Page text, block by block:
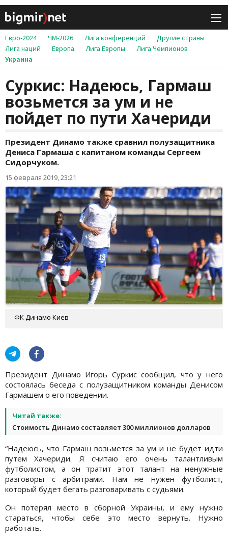
Евро-2024 ЧМ-2026 Лига конференций
Другие страны
Лига наций
Европа Лига Европы
Лига Чемпионов
Украина
Суркис: Надеюсь, Гармаш
возьмется за ум и не
пойдет по пути Хачериди
Президент Динамо также сравнил полузащитника
Дениса Гармаша с капитаном команды Сергеем
Сидорчуком.
15 февраля 2019, 23:21
ФК Динамо Киев
Президент Динамо Игорь Суркис сообщил, что у него
состоялась беседа с полузащитником команды Денисом
Гармашем о его поведении.
Читай также:
Стоимость Динамо составляет 300 миллионов долларов
“Надеюсь, что Гармаш возьмется за ум и не будет идти
путем Хачериди. Я считаю его очень талантливым
футболистом, а он тратит этот талант на ненужные
разговоры с арбитрами. Нам не нужен футболист,
который будет бегать разговаривать с судьями.
Он потерял место в сборной Украины, и ему нужно
стараться, чтобы себе это место вернуть. Нужно
работать.